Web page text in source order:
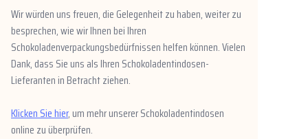
Wir würden uns freuen, die Gelegenheit zu haben, weiter zu
besprechen, wie wir Ihnen bei Ihren
Schokoladenverpackungsbedürfnissen helfen können. Vielen
Dank, dass Sie uns als Ihren Schokoladentindosen-
Lieferanten in Betracht ziehen.
Klicken Sie hier, um mehr unserer Schokoladentindosen
online zu überprüfen.